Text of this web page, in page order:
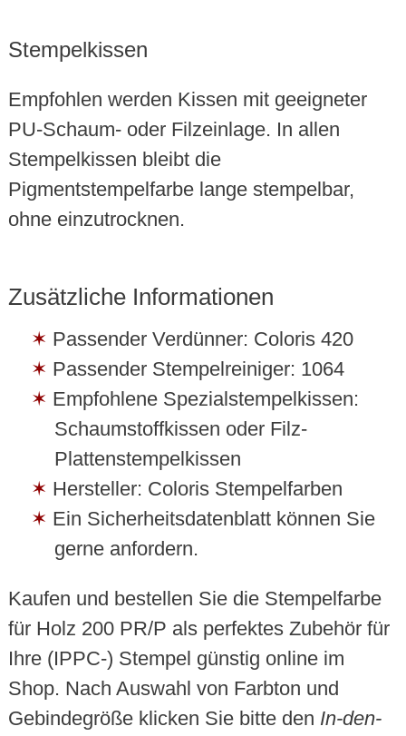
Stempelkissen
Empfohlen werden Kissen mit geeigneter
PU-Schaum- oder Filzeinlage. In allen
Stempelkissen bleibt die
Pigmentstempelfarbe lange stempelbar,
ohne einzutrocknen.
Zusätzliche Informationen
Passender Verdünner: Coloris 420
Passender Stempelreiniger: 1064
Empfohlene Spezialstempelkissen:
Schaumstoffkissen oder Filz-
Plattenstempelkissen
Hersteller: Coloris Stempelfarben
Ein Sicherheitsdatenblatt können Sie
gerne anfordern.
Kaufen und bestellen Sie die Stempelfarbe
für Holz 200 PR/P als perfektes Zubehör für
Ihre (IPPC-) Stempel günstig online im
Shop. Nach Auswahl von Farbton und
Gebindegröße klicken Sie bitte den In-den-